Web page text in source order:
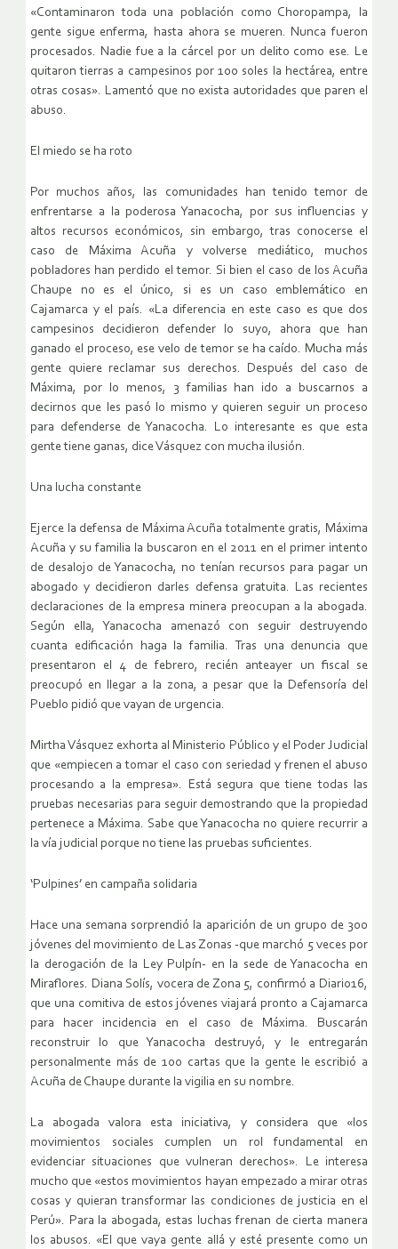
«Contaminaron toda una población como Choropampa, la
gente sigue enferma, hasta ahora se mueren. Nunca fueron
procesados. Nadie fue a la cárcel por un delito como ese. Le
quitaron tierras a campesinos por 100 soles la hectárea, entre
otras cosas». Lamentó que no exista autoridades que paren el
abuso.
El miedo se ha roto
Por muchos años, las comunidades han tenido temor de
enfrentarse a la poderosa Yanacocha, por sus influencias y
altos recursos económicos, sin embargo, tras conocerse el
caso de Máxima Acuña y volverse mediático, muchos
pobladores han perdido el temor. Si bien el caso de los Acuña
Chaupe no es el único, si es un caso emblemático en
Cajamarca y el país. «La diferencia en este caso es que dos
campesinos decidieron defender lo suyo, ahora que han
ganado el proceso, ese velo de temor se ha caído. Mucha más
gente quiere reclamar sus derechos. Después del caso de
Máxima, por lo menos, 3 familias han ido a buscarnos a
decirnos que les pasó lo mismo y quieren seguir un proceso
para defenderse de Yanacocha. Lo interesante es que esta
gente tiene ganas, dice Vásquez con mucha ilusión.
Una lucha constante
Ejerce la defensa de Máxima Acuña totalmente gratis, Máxima
Acuña y su familia la buscaron en el 2011 en el primer intento
de desalojo de Yanacocha, no tenían recursos para pagar un
abogado y decidieron darles defensa gratuita. Las recientes
declaraciones de la empresa minera preocupan a la abogada.
Según ella, Yanacocha amenazó con seguir destruyendo
cuanta edificación haga la familia. Tras una denuncia que
presentaron el 4 de febrero, recién anteayer un fiscal se
preocupó en llegar a la zona, a pesar que la Defensoría del
Pueblo pidió que vayan de urgencia.
Mirtha Vásquez exhorta al Ministerio Público y el Poder Judicial
que «empiecen a tomar el caso con seriedad y frenen el abuso
procesando a la empresa». Está segura que tiene todas las
pruebas necesarias para seguir demostrando que la propiedad
pertenece a Máxima. Sabe que Yanacocha no quiere recurrir a
la vía judicial porque no tiene las pruebas suficientes.
‘Pulpines’ en campaña solidaria
Hace una semana sorprendió la aparición de un grupo de 300
jóvenes del movimiento de Las Zonas -que marchó 5 veces por
la derogación de la Ley Pulpín- en la sede de Yanacocha en
Miraflores. Diana Solís, vocera de Zona 5, confirmó a Diario16,
que una comitiva de estos jóvenes viajará pronto a Cajamarca
para hacer incidencia en el caso de Máxima. Buscarán
reconstruir lo que Yanacocha destruyó, y le entregarán
personalmente más de 100 cartas que la gente le escribió a
Acuña de Chaupe durante la vigilia en su nombre.
La abogada valora esta iniciativa, y considera que «los
movimientos sociales cumplen un rol fundamental en
evidenciar situaciones que vulneran derechos». Le interesa
mucho que «estos movimientos hayan empezado a mirar otras
cosas y quieran transformar las condiciones de justicia en el
Perú». Para la abogada, estas luchas frenan de cierta manera
los abusos. «El que vaya gente allá y esté presente como un